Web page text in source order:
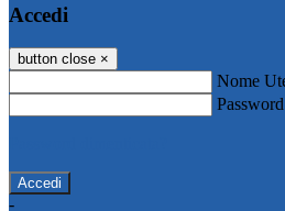
Accedi
button close ×
Nome
Password
-